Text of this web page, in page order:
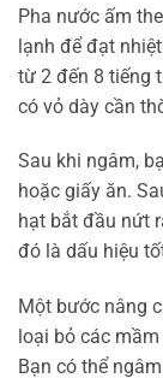
Pha nước ấm
lạnh để đạt
từ 2 đến 8 tiếng
có vỏ dày cần
Sau khi ngâm,
hoặc giấy ăn.
hạt bắt đầu nứt
đó là dấu hiệu
Một bước nâng
loại bỏ các
Bạn có thể